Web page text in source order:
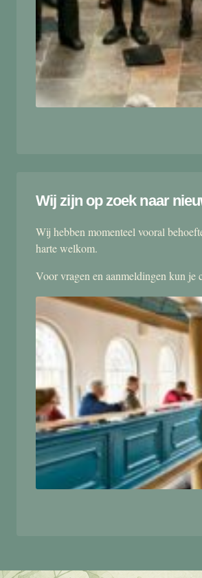
Wij zijn op zoek naar
Wij hebben momenteel vooral
harte welkom.
Voor vragen en aanmeldingen kun je